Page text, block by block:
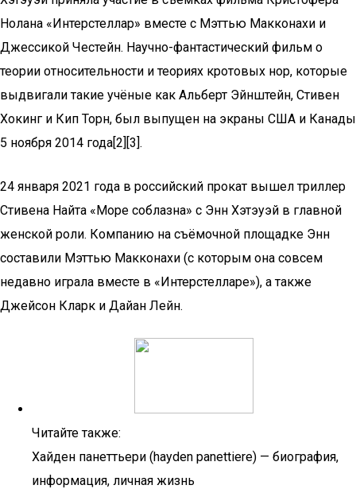
Нолана «Интерстеллар» вместе с Мэттью Макконахи и
Джессикой Честейн. Научно-фантастический фильм о
теории относительности и теориях кротовых нор, которые
выдвигали такие учёные как Альберт Эйнштейн, Стивен
Хокинг и Кип Торн, был выпущен на экраны США и Канады
5 ноября 2014 года[2][3].
24 января 2021 года в российский прокат вышел триллер
Стивена Найта «Море соблазна» с Энн Хэтэуэй в главной
женской роли. Компанию на съёмочной площадке Энн
составили Мэттью Макконахи (с которым она совсем
недавно играла вместе в «Интерстелларе»), а также
Джейсон Кларк и Дайан Лейн.
Читайте также:
Хайден панеттьери (hayden panettiere) — биография,
информация, личная жизнь